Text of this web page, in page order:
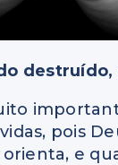
pois
e